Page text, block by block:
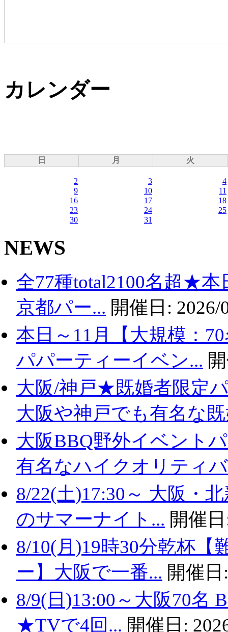
カレンダー
日 月 火
2 3
4
9
10
11
16
17
18
23
24
25
30
31
NEWS
全77種total2100名超★本
京都パー... 開催日: 2026/
本日～11月【大規模：
パパーティーイベン...
大阪/神戸★既婚者限定
大阪や神戸でも有名な
大阪BBQ野外イベント
有名なハイクオリティ
8/22(土)17:30～ 大阪・
のサマーナイト... 開催
8/10(月)19時30分乾杯【
ー】大阪で一番... 開催
8/9(日)13:00～大阪70名
★TVで4回... 開催日: